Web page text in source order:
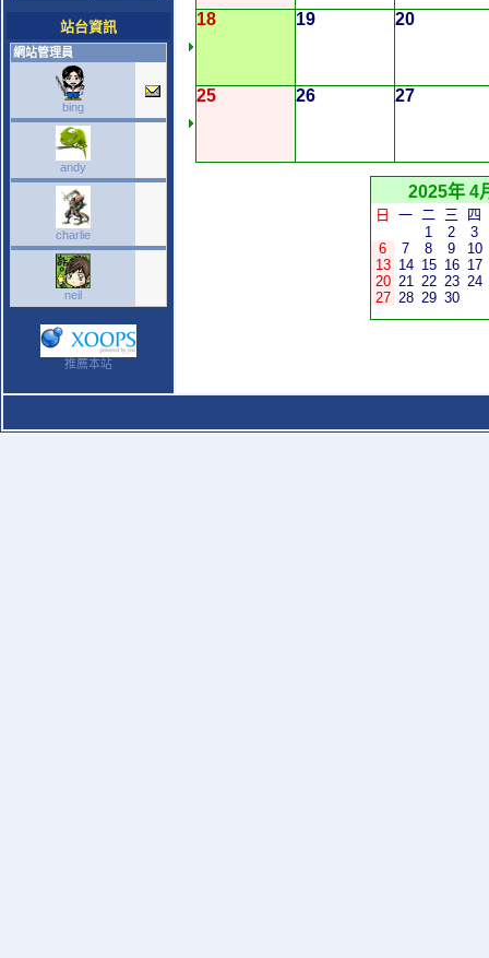
站台資訊
網站管理員
bing
andy
charlie
neil
推薦本站
18 19 20
25 26 27
2025年 4
日 一 二 三
四
1
2
3
6
7 8 9
10
13 14 15 16 17
20 21 22 23 24
27 28 29 30